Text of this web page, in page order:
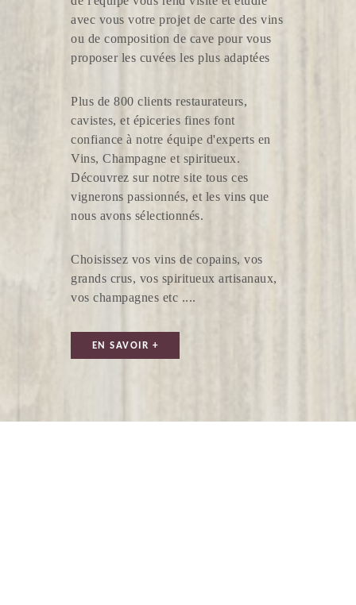
VIGNOBLE FRÉDÉRIC PRAIN
DOMAINE DU BOIS MAYAUD
avec vous votre projet de carte des vins
ou de composition de cave pour vous
proposer les cuvées les plus adaptées
Plus de 800 clients restaurateurs,
cavistes, et épiceries fines font
confiance à notre équipe d'experts en
Vins, Champagne et spiritueux.
Découvrez sur notre site tous ces
vignerons passionnés, et les vins que
nous avons sélectionnés.
Choisissez vos vins de copains, vos
grands crus, vos spiritueux artisanaux,
vos champagnes etc ....
EN SAVOIR +